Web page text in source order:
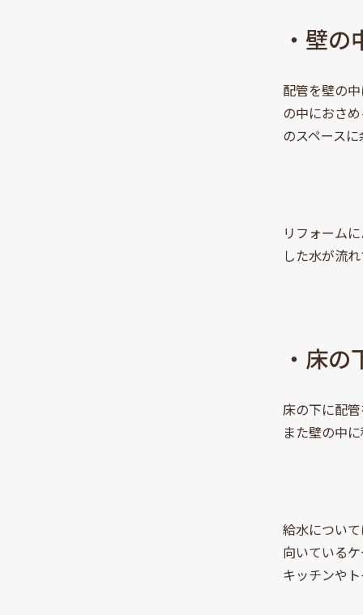
・壁
配管を壁の
の中におさ
のスペース
リフォーム
した水が流
・床
床の下に配
また壁の中
給水につい
向いている
キッチンや